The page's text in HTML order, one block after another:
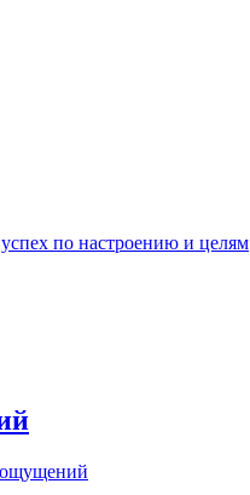
по настроению и целям
ощущений